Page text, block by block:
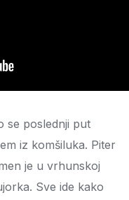
se poslednji put
iz komšiluka. Piter
je u vrhunskoj
Sve ide kako